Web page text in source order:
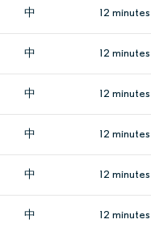
中 12 minutes
中 12 minutes
中 12 minutes
中 12 minutes
中 12 minutes
中 12 minutes